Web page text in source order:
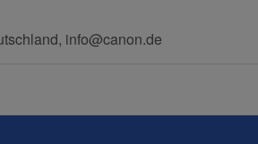
info@canon.de